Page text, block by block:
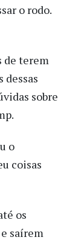
o rodo.
de terem
dessas
sobre
o
coisas
os
saírem